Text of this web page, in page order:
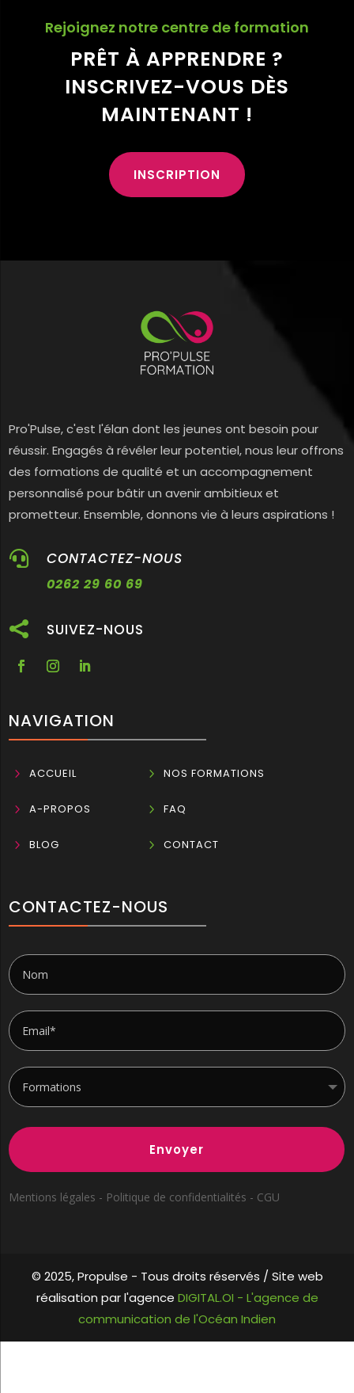
Rejoignez notre centre de formation
PRÊT À APPRENDRE ?
INSCRIVEZ-VOUS DÈS
MAINTENANT !
INSCRIPTION
Pro'Pulse, c'est l'élan dont les jeunes ont besoin pour
réussir. Engagés à révéler leur potentiel, nous leur offrons
des formations de qualité et un accompagnement
personnalisé pour bâtir un avenir ambitieux et
prometteur. Ensemble, donnons vie à leurs aspirations !
 CONTACTEZ-NOUS
0262 29 60 69
 SUIVEZ-NOUS
NAVIGATION
5 ACCUEIL 5 NOS FORMATIONS
5 A-PROPOS 5 FAQ
5 BLOG 5 CONTACT
CONTACTEZ-NOUS
Envoyer
Mentions légales - Politique de confidentialités - CGU
© 2025, Propulse - Tous droits réservés / Site web
réalisation par l'agence DIGITAL.OI - L'agence de
communication de l'Océan Indien